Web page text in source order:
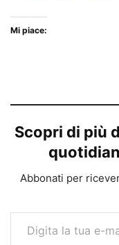
Mi piace:
Scopri di più
Abbonati per
Digita la tua e-mail...